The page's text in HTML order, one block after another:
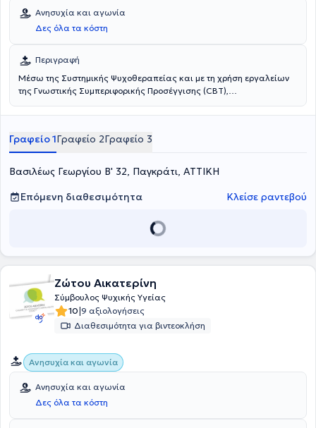
Ανησυχία και αγωνία
Δες όλα τα κόστη
Περιγραφή
Μέσω της Συστημικής Ψυχοθεραπείας και με τη χρήση εργαλείων
της Γνωστικής Συμπεριφορικής Προσέγγισης (CBT),
διαταραχές, όπως η κατάθλιψη, οι ειδικές φοβίες, το άγχος
γενικευμένη αγχώδης διαταραχή (GAD), η ιδεοψυχαναγκαστική
διαταραχή (OCD), η κοινωνική φοβία και οι κρίσεις πανικού.
Γραφείο 1Γραφείο 2Γραφείο 3
Βασιλέως Γεωργίου Β' 32, Παγκράτι, ΑΤΤΙΚΗ
Επόμενη διαθεσιμότητα
Κλείσε ραντεβού
Ζώτου Αικατερίνη
Σύμβουλος Ψυχικής Υγείας
10|9 αξιολογήσεις
Διαθεσιμότητα για βιντεοκλήση
Ανησυχία και αγωνία
Ανησυχία και αγωνία
Δες όλα τα κόστη